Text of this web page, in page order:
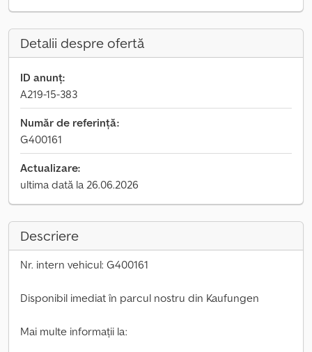
Detalii despre ofertă
ID anunț:
A219-15-383
Număr de referință:
G400161
Actualizare:
ultima dată la 26.06.2026
Descriere
Nr. intern vehicul: G400161
Disponibil imediat în parcul nostru din Kaufungen
Mai multe informații la: